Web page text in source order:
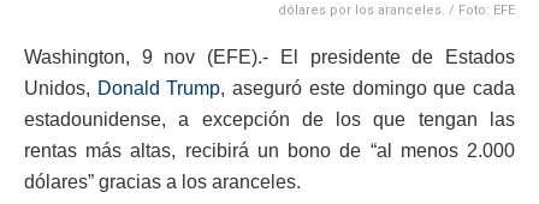
dólares por los aranceles. / Foto: EFE
Washington, 9 nov (EFE).- El presidente de Estados
Unidos, Donald Trump, aseguró este domingo que cada
estadounidense, a excepción de los que tengan las
rentas más altas, recibirá un bono de “al menos 2.000
dólares” gracias a los aranceles.